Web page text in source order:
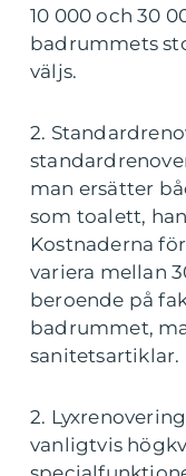
10 000 och 30
badrummets
väljs.
2.
man ersätter
som toalett,
Kostnaderna
variera mellan
beroende på
badrummet,
sanitetsartiklar.
2.
vanligtvis